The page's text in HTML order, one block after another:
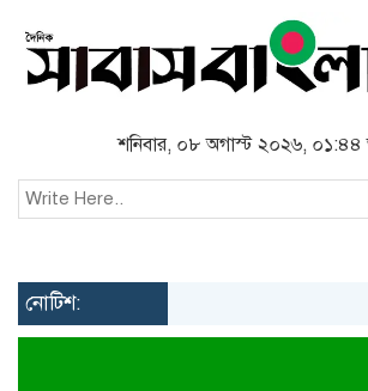
শনিবার, ০৮ অগাস্ট ২০২৬, ০১:৪৪
নোটিশ: